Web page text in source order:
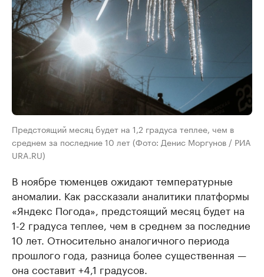
Предстоящий месяц будет на 1,2 градуса теплее, чем в
среднем за последние 10 лет (Фото: Денис Моргунов / РИА
URA.RU)
В ноябре тюменцев ожидают температурные
аномалии. Как рассказали аналитики платформы
«Яндекс Погода», предстоящий месяц будет на
1-2 градуса теплее, чем в среднем за последние
10 лет. Относительно аналогичного периода
прошлого года, разница более существенная —
она составит +4,1 градусов.